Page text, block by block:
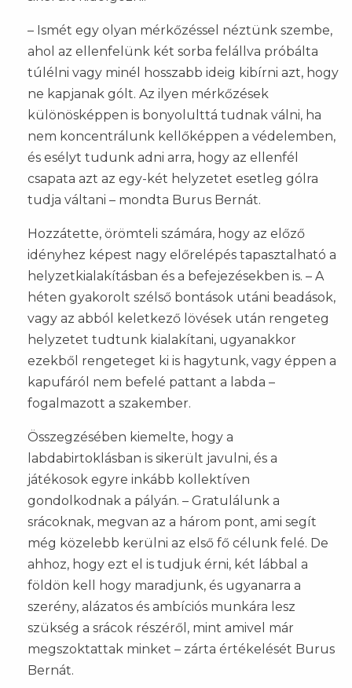
– Ismét egy olyan mérkőzéssel néztünk szembe,
ahol az ellenfelünk két sorba felállva próbálta
túlélni vagy minél hosszabb ideig kibírni azt, hogy
ne kapjanak gólt. Az ilyen mérkőzések
különösképpen is bonyolulttá tudnak válni, ha
nem koncentrálunk kellőképpen a védelemben,
és esélyt tudunk adni arra, hogy az ellenfél
csapata azt az egy-két helyzetet esetleg gólra
tudja váltani – mondta Burus Bernát.
Hozzátette, örömteli számára, hogy az előző
idényhez képest nagy előrelépés tapasztalható a
helyzetkialakításban és a befejezésekben is. – A
héten gyakorolt szélső bontások utáni beadások,
vagy az abból keletkező lövések után rengeteg
helyzetet tudtunk kialakítani, ugyanakkor
ezekből rengeteget ki is hagytunk, vagy éppen a
kapufáról nem befelé pattant a labda –
fogalmazott a szakember.
Összegzésében kiemelte, hogy a
labdabirtoklásban is sikerült javulni, és a
játékosok egyre inkább kollektíven
gondolkodnak a pályán. – Gratulálunk a
srácoknak, megvan az a három pont, ami segít
még közelebb kerülni az első fő célunk felé. De
ahhoz, hogy ezt el is tudjuk érni, két lábbal a
földön kell hogy maradjunk, és ugyanarra a
szerény, alázatos és ambíciós munkára lesz
szükség a srácok részéről, mint amivel már
megszoktattak minket – zárta értékelését Burus
Bernát.